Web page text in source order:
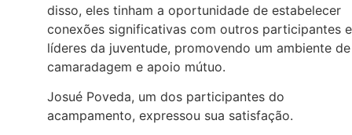
disso, eles tinham a oportunidade de estabelecer
conexões significativas com outros participantes e
líderes da juventude, promovendo um ambiente de
camaradagem e apoio mútuo.
Josué Poveda, um dos participantes do
acampamento, expressou sua satisfação.